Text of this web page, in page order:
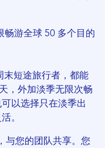
畅游全球 50 多个目的
末短途旅行者，都能
，外加淡季无限次畅
以选择只在淡季出
。
与您的团队共享。您